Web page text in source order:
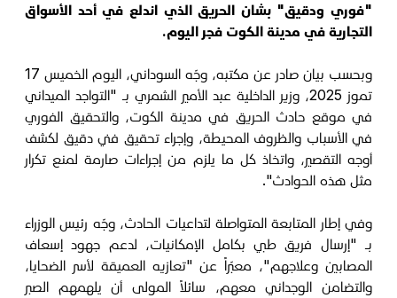
"فوري ودقيق" بشان الحريق الذي اندلع في أحد الأسواق
التجارية في مدينة الكوت فجر اليوم.
وبحسب بيان صادر عن مكتبه، وجّه السوداني، اليوم الخميس 17
تموز 2025، وزير الداخلية عبد الأمير الشمري بـ "التواجد الميداني
في موقع حادث الحريق في مدينة الكوت، والتحقيق الفوري
في الأسباب والظروف المحيطة، وإجراء تحقيق فني دقيق لكشف
أوجه التقصير، واتخاذ كل ما يلزم من إجراءات صارمة لمنع تكرار
مثل هذه الحوادث".
وفي إطار المتابعة المتواصلة لتداعيات الحادث، وجّه رئيس الوزراء
بـ "إرسال فريق طبي بكامل الإمكانيات، لدعم جهود إسعاف
المصابين وعلاجهم"، معبّراً عن "تعازيه العميقة لأسر الضحايا،
والتضامن الوجداني معهم، سائلاً المولى أن يلهمهم الصبر